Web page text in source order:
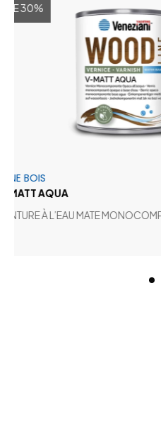
À L’EAU MATE MONOCOMPOSANT